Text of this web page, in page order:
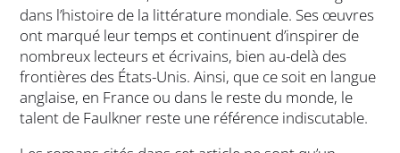
dans l’histoire de la littérature mondiale. Ses œuvres
ont marqué leur temps et continuent d’inspirer de
nombreux lecteurs et écrivains, bien au-delà des
frontières des États-Unis. Ainsi, que ce soit en langue
anglaise, en France ou dans le reste du monde, le
talent de Faulkner reste une référence indiscutable.